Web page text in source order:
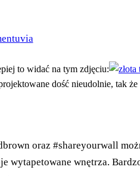
via
to widać na tym zdjęciu:
dość nieudolnie, tak
oraz #shareyourwall
wytapetowane wnętrza.